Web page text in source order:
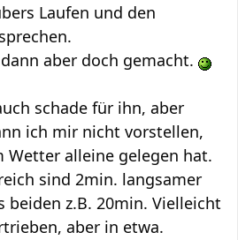
Laufen und den
aber doch gemacht.
schade für ihn, aber
ich mir nicht vorstellen,
Wetter alleine gelegen hat.
sind 2min. langsamer
beiden z.B. 20min. Vielleicht
aber in etwa.